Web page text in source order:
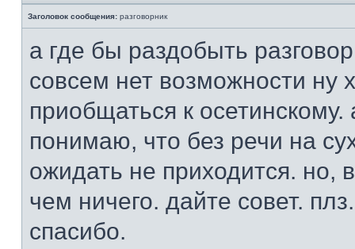
Заголовок сообщения: разговорник
а где бы раздобыть
совсем нет возможности ну
приобщаться к осетинскому.
понимаю, что без речи на
ожидать не приходится. но,
чем ничего. дайте совет. плз.
спасибо.